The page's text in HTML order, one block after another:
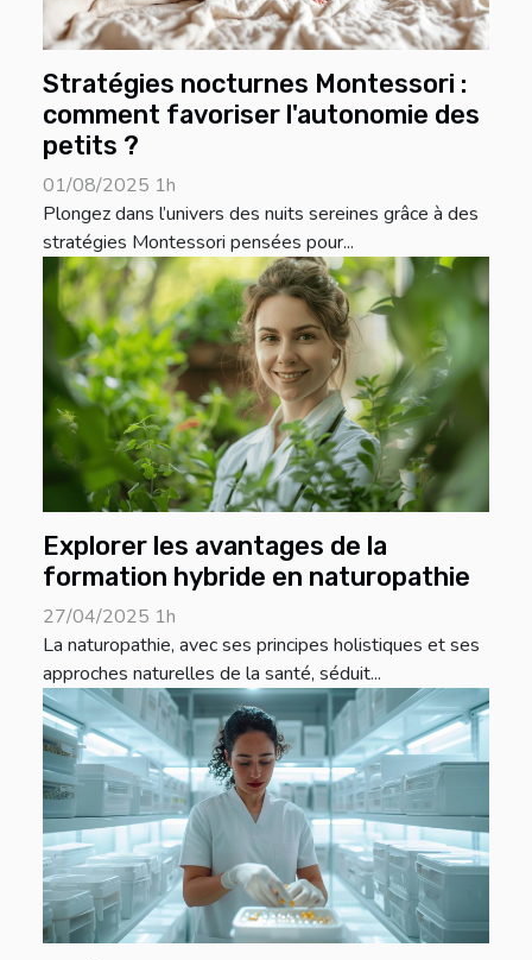
Stratégies nocturnes Montessori :
comment favoriser l'autonomie des
petits ?
01/08/2025 1h
Plongez dans l’univers des nuits sereines grâce à des
stratégies Montessori pensées pour...
Explorer les avantages de la
formation hybride en naturopathie
27/04/2025 1h
La naturopathie, avec ses principes holistiques et ses
approches naturelles de la santé, séduit...